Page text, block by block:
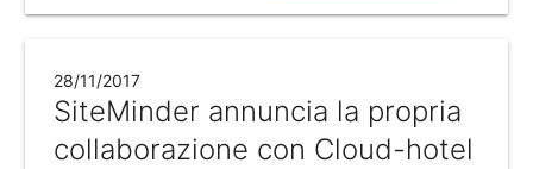
28/11/2017
SiteMinder annuncia la propria
collaborazione con Cloud-hotel